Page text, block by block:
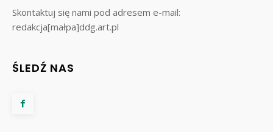
Skontaktuj się nami pod adresem e-mail:
redakcja[małpa]ddg.art.pl
ŚLEDŹ NAS